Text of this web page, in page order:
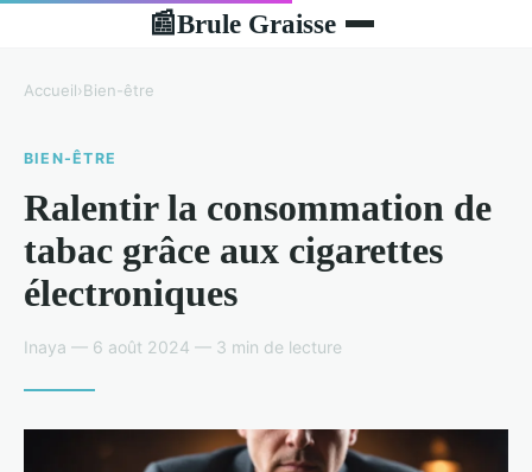
📰Brule Graisse
Accueil›Bien-être
BIEN-ÊTRE
Ralentir la consommation de
tabac grâce aux cigarettes
électroniques
Inaya — 6 août 2024 — 3 min de lecture